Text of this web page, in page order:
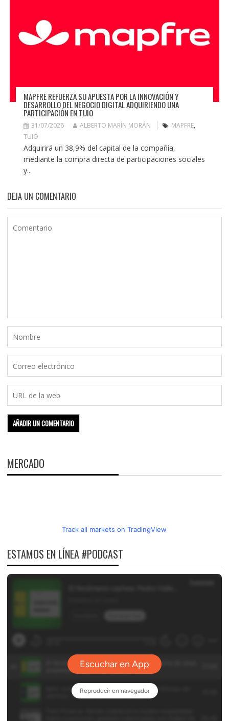
MAPFRE REFUERZA SU APUESTA POR LA INNOVACIÓN Y
DESARROLLO DEL NEGOCIO DIGITAL ADQUIRIENDO UNA
PARTICIPACIÓN EN TUIO
31/07/2026 ALBERTO MARÍN MORÁN MAPFRE,
TUIO
Adquirirá un 38,9% del capital de la compañía,
mediante la compra directa de participaciones sociales
y...
DEJA UN COMENTARIO
MERCADO
Track all markets on TradingView
ESTAMOS EN LÍNEA #PODCAST